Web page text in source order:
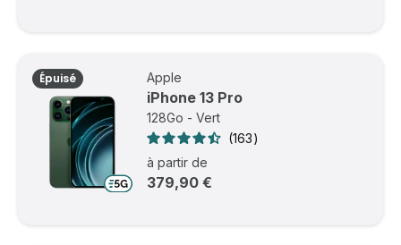
Épuisé Apple
iPhone 13 Pro
128Go - Vert
163
à partir de
379,90 €